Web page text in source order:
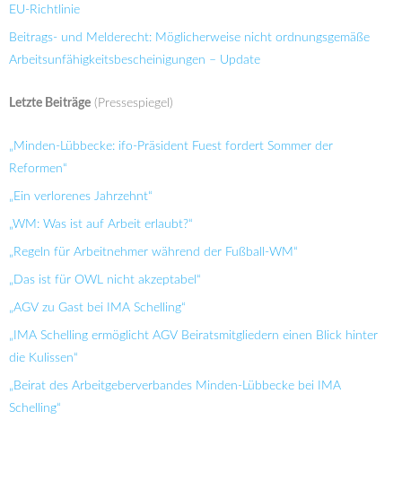
EU-Richtlinie
Beitrags- und Melderecht: Möglicherweise nicht ordnungsgemäße
Arbeitsunfähigkeitsbescheinigungen – Update
Letzte Beiträge (Pressespiegel)
„Minden-Lübbecke: ifo-Präsident Fuest fordert Sommer der
Reformen“
„Ein verlorenes Jahrzehnt“
„WM: Was ist auf Arbeit erlaubt?“
„Regeln für Arbeitnehmer während der Fußball-WM“
„Das ist für OWL nicht akzeptabel“
„AGV zu Gast bei IMA Schelling“
„IMA Schelling ermöglicht AGV Beiratsmitgliedern einen Blick hinter
die Kulissen“
„Beirat des Arbeitgeberverbandes Minden-Lübbecke bei IMA
Schelling“